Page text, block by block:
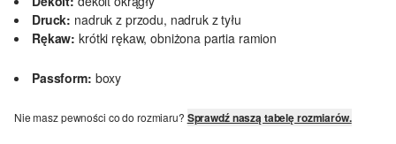
Druck: nadruk z przodu, nadruk z tyłu
Rękaw: krótki rękaw, obniżona partia ramion
Passform: boxy
Nie masz pewności co do rozmiaru? Sprawdź naszą tabelę rozmiarów.